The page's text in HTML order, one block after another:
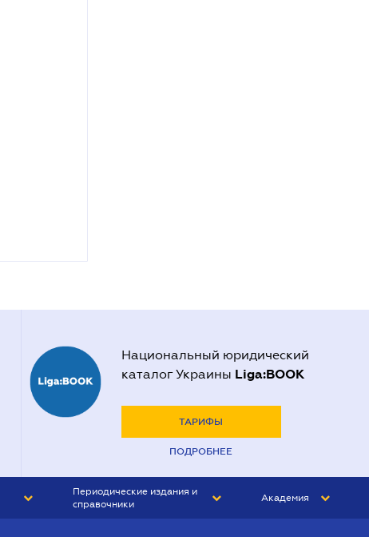
Национальный юридический
каталог Украины Liga:BOOK
ТАРИФЫ
ПОДРОБНЕЕ
Периодические издания и
справочники
Академия